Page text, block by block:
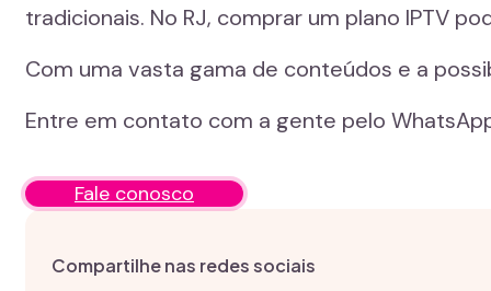
tradicionais. No RJ, comprar um plano IPTV
Com uma vasta gama de conteúdos e a
Entre em contato com a gente pelo
Fale conosco
Compartilhe nas redes sociais